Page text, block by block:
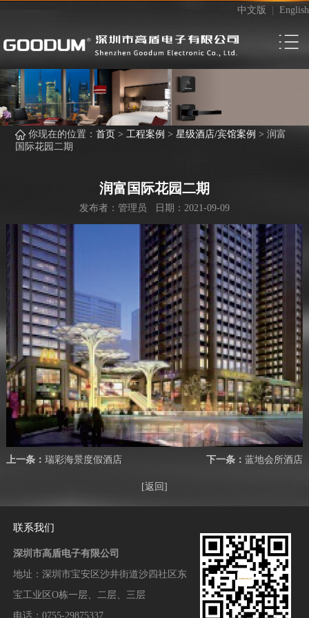
中文版 English
你现在的位置：首页 >工程案例 >星级酒店/宾馆案例 >润富
国际花园二期
润富国际花园二期
发布者：管理员 日期：2021-09-09
上一条： 瑞彩海景度假酒店 下一条：蓝地会所酒店
[返回]
联系我们
深圳市高盾电子有限公司
地址： 深圳市宝安区沙井街道沙四社区东
宝工业区O栋一层、二层、三层
电话：0755-29875337